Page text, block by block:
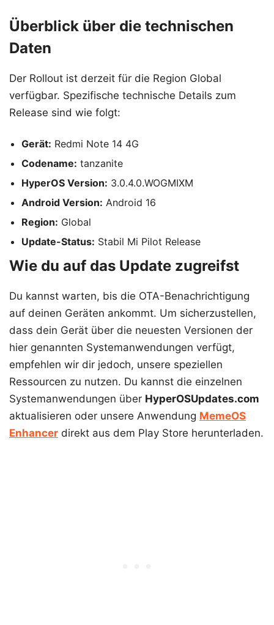
Überblick über die technischen
Daten
Der Rollout ist derzeit für die Region Global
verfügbar. Spezifische technische Details zum
Release sind wie folgt:
Gerät: Redmi Note 14 4G
Codename: tanzanite
HyperOS Version: 3.0.4.0.WOGMIXM
Android Version: Android 16
Region: Global
Update-Status: Stabil Mi Pilot Release
Wie du auf das Update zugreifst
Du kannst warten, bis die OTA-Benachrichtigung
auf deinen Geräten ankommt. Um sicherzustellen,
dass dein Gerät über die neuesten Versionen der
hier genannten Systemanwendungen verfügt,
empfehlen wir dir jedoch, unsere speziellen
Ressourcen zu nutzen. Du kannst die einzelnen
Systemanwendungen über HyperOSUpdates.com
aktualisieren oder unsere Anwendung MemeOS
Enhancer direkt aus dem Play Store herunterladen.